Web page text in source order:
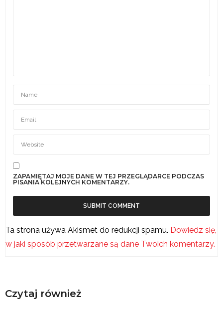
ZAPAMIĘTAJ MOJE DANE W TEJ PRZEGLĄDARCE PODCZAS
PISANIA KOLEJNYCH KOMENTARZY.
Ta strona używa Akismet do redukcji spamu. Dowiedz się,
w jaki sposób przetwarzane są dane Twoich komentarzy.
Czytaj również